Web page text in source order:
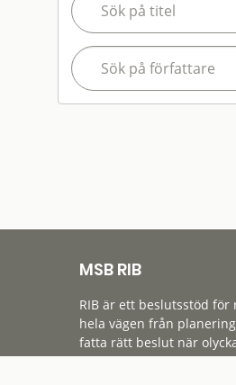
MSB RIB
RIB är ett beslutsstöd
hela vägen från
fatta rätt beslut när